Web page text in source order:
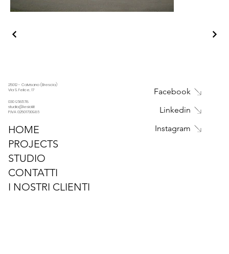
25012 - Calvisano (Brescia)
Via S. Felice, 17
030 968578
studio@lesioli.it
P.IVA 02501730986
HOME
PROJECTS
STUDIO
CONTATTI
I NOSTRI CLIENTI
Facebook
Linkedin
Instagram